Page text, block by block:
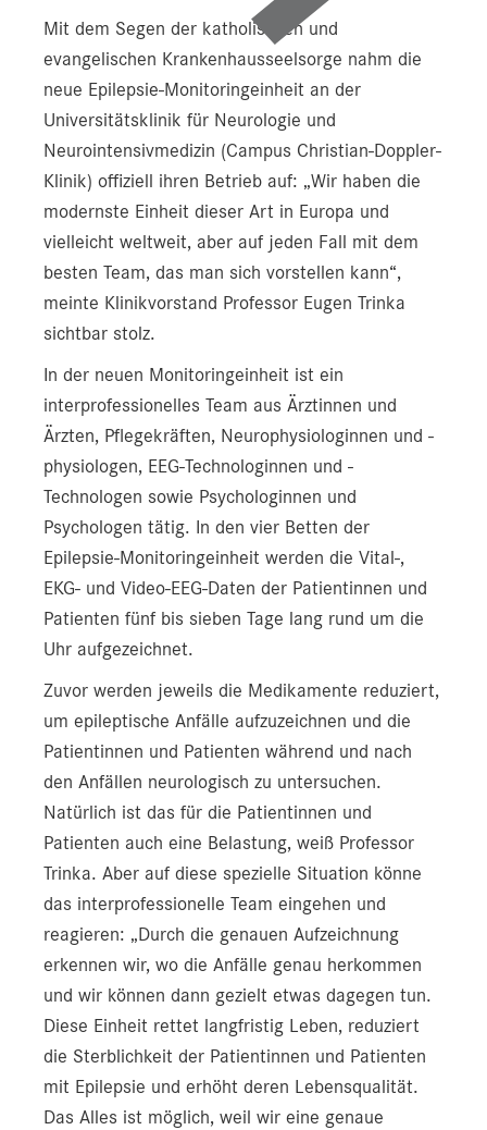
Mit dem Segen der katholischen und
evangelischen Krankenhausseelsorge nahm die
neue Epilepsie-Monitoringeinheit an der
Universitätsklinik für Neurologie und
Neurointensivmedizin (Campus Christian-Doppler-
Klinik) offiziell ihren Betrieb auf: „Wir haben die
modernste Einheit dieser Art in Europa und
vielleicht weltweit, aber auf jeden Fall mit dem
besten Team, das man sich vorstellen kann“,
meinte Klinikvorstand Professor Eugen Trinka
sichtbar stolz.
In der neuen Monitoringeinheit ist ein
interprofessionelles Team aus Ärztinnen und
Ärzten, Pflegekräften, Neurophysiologinnen und -
physiologen, EEG-Technologinnen und -
Technologen sowie Psychologinnen und
Psychologen tätig. In den vier Betten der
Epilepsie-Monitoringeinheit werden die Vital-,
EKG- und Video-EEG-Daten der Patientinnen und
Patienten fünf bis sieben Tage lang rund um die
Uhr aufgezeichnet.
Zuvor werden jeweils die Medikamente reduziert,
um epileptische Anfälle aufzuzeichnen und die
Patientinnen und Patienten während und nach
den Anfällen neurologisch zu untersuchen.
Natürlich ist das für die Patientinnen und
Patienten auch eine Belastung, weiß Professor
Trinka. Aber auf diese spezielle Situation könne
das interprofessionelle Team eingehen und
reagieren: „Durch die genauen Aufzeichnung
erkennen wir, wo die Anfälle genau herkommen
und wir können dann gezielt etwas dagegen tun.
Diese Einheit rettet langfristig Leben, reduziert
die Sterblichkeit der Patientinnen und Patienten
mit Epilepsie und erhöht deren Lebensqualität.
Das Alles ist möglich, weil wir eine genaue